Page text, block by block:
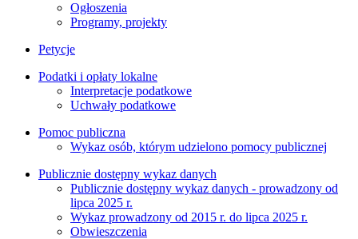
Ogłoszenia
Programy, projekty
Petycje
Podatki i opłaty lokalne
Interpretacje podatkowe
Uchwały podatkowe
Pomoc publiczna
Wykaz osób, którym udzielono pomocy publicznej
Publicznie dostępny wykaz danych
Publicznie dostępny wykaz danych - prowadzony od
lipca 2025 r.
Wykaz prowadzony od 2015 r. do lipca 2025 r.
Obwieszczenia